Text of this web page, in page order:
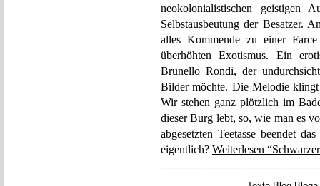
neokolonialistischen geistigen
Selbstausbeutung der Besatzer.
alles Kommende zu einer
überhöhten Exotismus. Ein
Brunello Rondi, der
Bilder möchte. Die Melodie
Wir stehen ganz plötzlich im
dieser Burg lebt, so, wie man es
abgesetzten Teetasse beendet
eigentlich? Weiterlesen